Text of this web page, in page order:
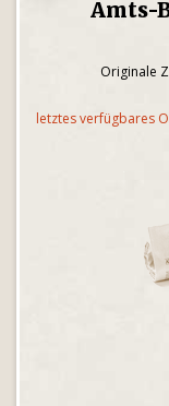
Amts-
Originale
letztes verfügbares